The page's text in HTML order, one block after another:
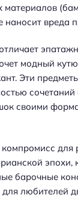
материалов
наносит вреда
модный
Эти
сочетаний
своими
для
эпохи,
барочные
любителей